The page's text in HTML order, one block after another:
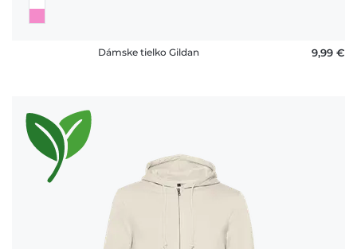
Dámske tielko Gildan 9,99 €